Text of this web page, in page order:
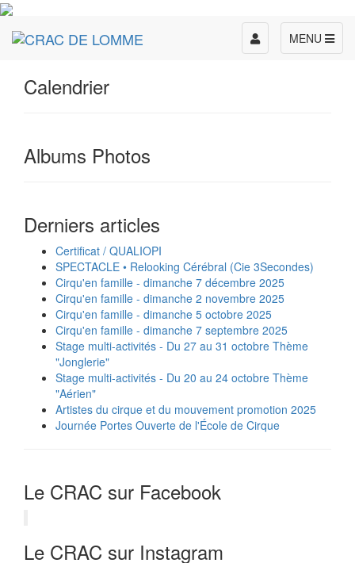
MENU
Toggle
navigation
Calendrier
Albums Photos
Derniers articles
Certificat / QUALIOPI
SPECTACLE • Relooking Cérébral (Cie 3Secondes)
Cirqu'en famille - dimanche 7 décembre 2025
Cirqu'en famille - dimanche 2 novembre 2025
Cirqu'en famille - dimanche 5 octobre 2025
Cirqu'en famille - dimanche 7 septembre 2025
Stage multi-activités - Du 27 au 31 octobre Thème
"Jonglerie"
Stage multi-activités - Du 20 au 24 octobre Thème
"Aérien"
Artistes du cirque et du mouvement promotion 2025
Journée Portes Ouverte de l'École de Cirque
Le CRAC sur Facebook
Le CRAC sur Instagram